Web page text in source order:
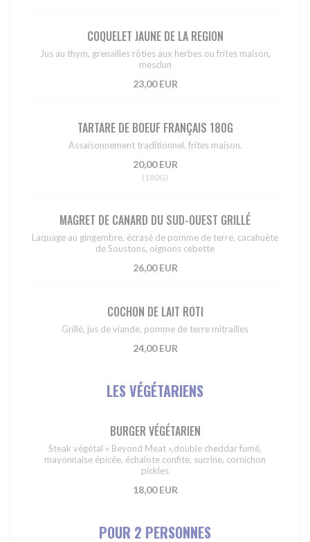
COQUELET JAUNE DE LA REGION
Jus au thym, grenailles rôties aux herbes ou frites maison,
mesclun
23,00 EUR
TARTARE DE BOEUF FRANÇAIS 180G
Assaisonnement traditionnel, frites maison.
20,00 EUR
(180G)
MAGRET DE CANARD DU SUD-OUEST GRILLÉ
Laquage au gingembre, écrasé de pomme de terre, cacahuète
de Soustons, oignons cebette
26,00 EUR
COCHON DE LAIT ROTI
Grillé, jus de viande, pomme de terre mitrailles
24,00 EUR
LES VÉGÉTARIENS
BURGER VÉGÉTARIEN
Steak végétal « Beyond Meat »,double cheddar fumé,
mayonnaise épicée, échalote confite, sucrine, cornichon
pickles
18,00 EUR
POUR 2 PERSONNES